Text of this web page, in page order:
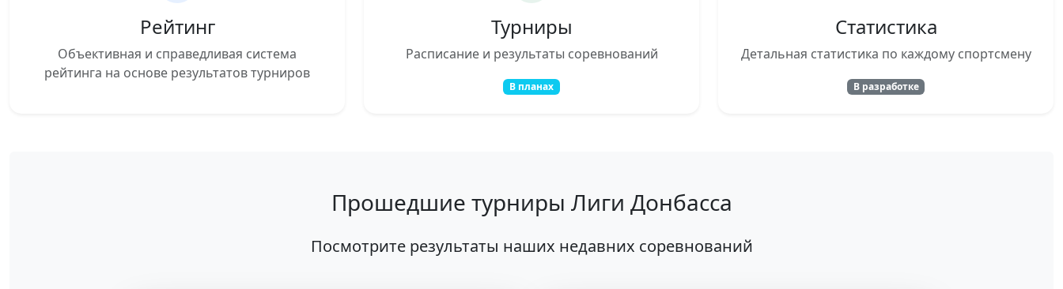
Рейтинг
Объективная и справедливая система
рейтинга на основе результатов турниров
Турниры
Расписание и результаты соревнований
В планах
Статистика
Детальная статистика по каждому спортсмену
В разработке
Прошедшие турниры Лиги Донбасса
Посмотрите результаты наших недавних соревнований